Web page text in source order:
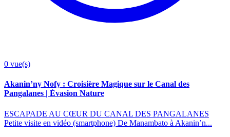
0 vue(s)
Akanin’ny Nofy : Croisière Magique sur le Canal des
Pangalanes | Évasion Nature
ESCAPADE AU CŒUR DU CANAL DES PANGALANES
Petite visite en vidéo (smartphone) De Manambato à Akanin’n...